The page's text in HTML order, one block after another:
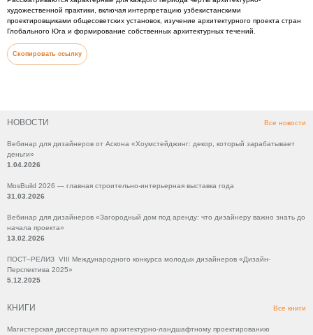
НОВОСТИ Все новости
Вебинар для дизайнеров от Аскона «Хоумстейджинг: декор, который зарабатывает
деньги»
1.04.2026
MosBuild 2026 — главная строительно-интерьерная выставка года
31.03.2026
Вебинар для дизайнеров «Загородный дом под аренду: что дизайнеру важно знать до
начала проекта»
13.02.2026
ПОСТ–РЕЛИЗ VIII Международного конкурса молодых дизайнеров «Дизайн-
Перспектива 2025»
5.12.2025
КНИГИ Все книги
Магистерская диссертация по архитектурно-ландшафтному проектированию
художественной практики, включая интерпретацию узбекистанскими
проектировщиками общесоветских установок, изучение архитектурного проекта стран
Глобального Юга и формирование собственных архитектурных течений.
Скопировать ссылку